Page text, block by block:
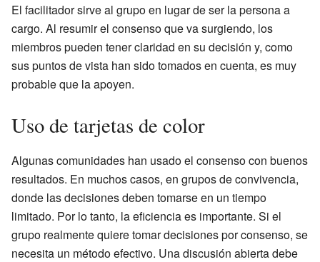
El facilitador sirve al grupo en lugar de ser la persona a
cargo. Al resumir el consenso que va surgiendo, los
miembros pueden tener claridad en su decisión y, como
sus puntos de vista han sido tomados en cuenta, es muy
probable que la apoyen.
Uso de tarjetas de color
Algunas comunidades han usado el consenso con buenos
resultados. En muchos casos, en grupos de convivencia,
donde las decisiones deben tomarse en un tiempo
limitado. Por lo tanto, la eficiencia es importante. Si el
grupo realmente quiere tomar decisiones por consenso, se
necesita un método efectivo. Una discusión abierta debe